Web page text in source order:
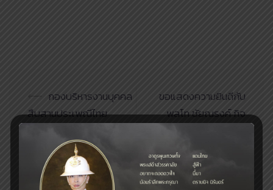
Post
navigation
กองบริหารงานบุคคล
สืบสานประเพณีไทย
ขอแสดงความยินดีกับ
พลโท ชัยณรงค์ กิจ
ตำแหน่งนายกสภา
มหาวิทยาลัย